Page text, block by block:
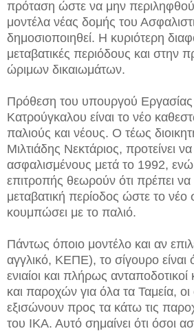
πρόταση ώστε να μην
μοντέλα νέας δομής του
δημοσιοποιηθεί. Η κυριότερη
μεταβατικές περιόδους και στην
ώριμων δικαιωμάτων.
Πρόθεση του υπουργού
Κατρούγκαλου είναι το νέο
παλιούς και νέους. Ο τέως
Μιλτιάδης Νεκτάριος, προτείνει
ασφαλισμένους μετά το 1992,
επιτροπής θεωρούν ότι πρέπει να
μεταβατική περίοδος ώστε το
κουμπώσει με το παλιό.
Πάντως όποιο μοντέλο και αν
αγγλικό, ΚΕΠΕ), το σίγουρο είναι
ενιαίοι και πλήρως
και παροχών για όλα τα Ταμεία, οι
εξισώνουν προς τα κάτω τις
του ΙΚΑ. Αυτό σημαίνει ότι όσοι